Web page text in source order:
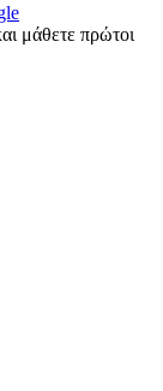
μάθετε πρώτοι